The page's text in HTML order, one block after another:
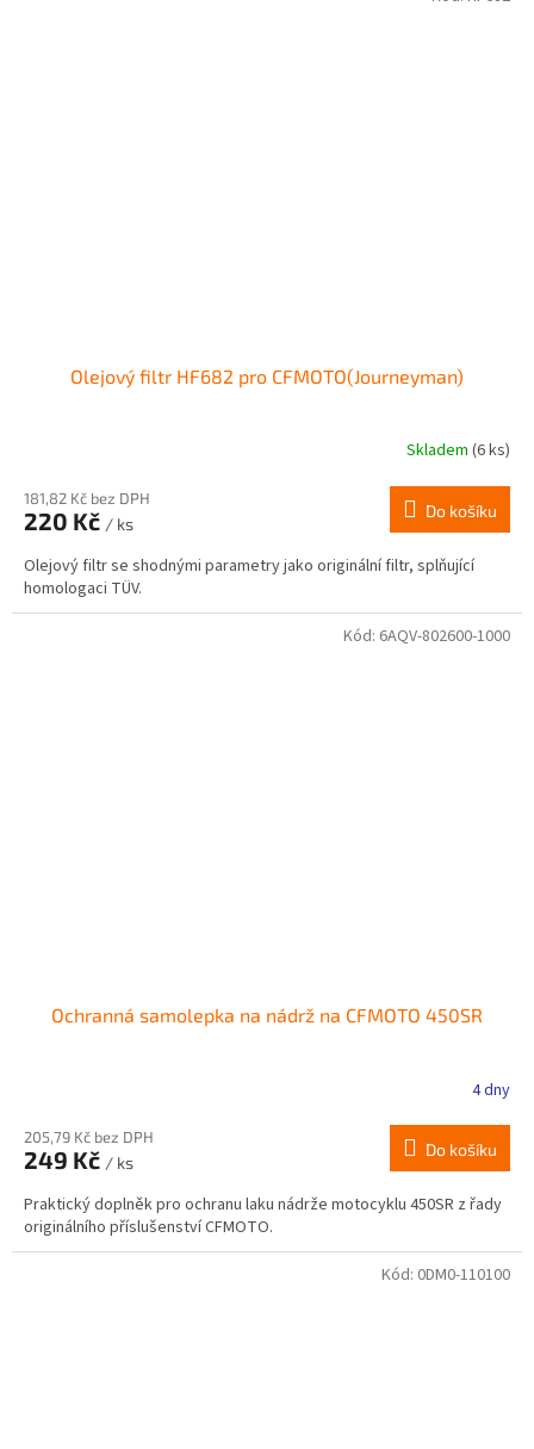
Olejový filtr HF682 pro CFMOTO(Journeyman)
Skladem (6 ks)
181,82 Kč bez DPH
220 Kč / ks
Do košíku
Olejový filtr se shodnými parametry jako originální filtr, splňující
homologaci TÜV.
Ochranná samolepka na nádrž na CFMOTO 450SR
4 dny
205,79 Kč bez DPH
249 Kč / ks
Do košíku
Praktický doplněk pro ochranu laku nádrže motocyklu 450SR z řady
originálního příslušenství CFMOTO.
Kód: 6AQV-802600-1000
Kód: 0DM0-110100